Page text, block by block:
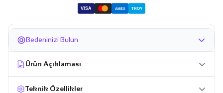
VISA AMEX TROY
Bedeninizi Bulun
Ürün Açıklaması
Teknik Özellikler